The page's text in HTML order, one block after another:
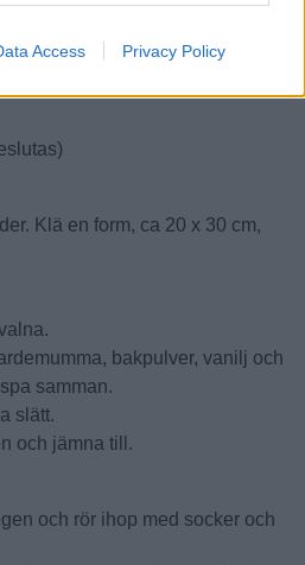
Access Privacy Policy
vaniljsocker
Klä en form, ca 20 x 30 cm,
bakpulver, vanilj och
samman.
slätt.
och jämna till.
och rör ihop med socker och